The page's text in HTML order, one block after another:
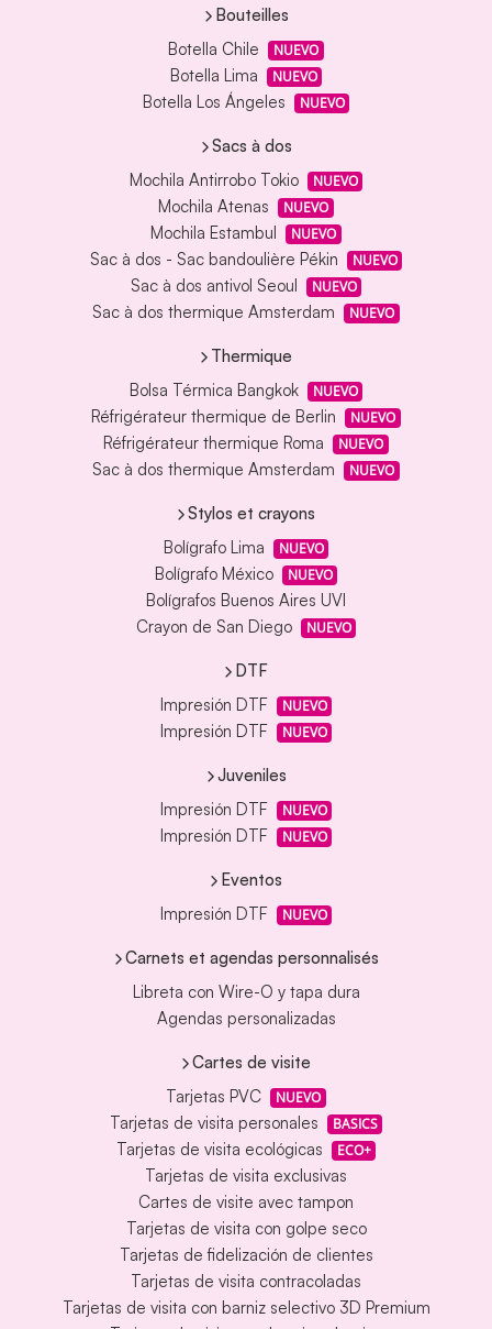
Bouteilles
Botella Chile
NUEVO
Botella Lima NUEVO
Botella Los Ángeles NUEVO
Sacs à dos
Mochila Antirrobo Tokio
NUEVO
Mochila Atenas NUEVO
Mochila Estambul NUEVO
Sac à dos - Sac bandoulière Pékin NUEVO
Sac à dos antivol Seoul NUEVO
Sac à dos thermique Amsterdam NUEVO
Thermique
Bolsa Térmica Bangkok
NUEVO
Réfrigérateur thermique de Berlin NUEVO
Réfrigérateur thermique Roma NUEVO
Sac à dos thermique Amsterdam NUEVO
Stylos et crayons
Bolígrafo Lima
NUEVO
Bolígrafo México NUEVO
Bolígrafos Buenos Aires UVI
Crayon de San Diego
NUEVO
DTF
Impresión DTF
NUEVO
Impresión DTF NUEVO
Juveniles
Impresión DTF
NUEVO
Impresión DTF NUEVO
Eventos
Impresión DTF
NUEVO
Carnets et agendas personnalisés
Libreta con Wire-O y tapa dura
Agendas personalizadas
Cartes de visite
Tarjetas PVC
NUEVO
Tarjetas de visita personales BASICS
Tarjetas de visita ecológicas ECO+
Tarjetas de visita exclusivas
Cartes de visite avec tampon
Tarjetas de visita con golpe seco
Tarjetas de fidelización de clientes
Tarjetas de visita contracoladas
Tarjetas de visita con barniz selectivo 3D Premium